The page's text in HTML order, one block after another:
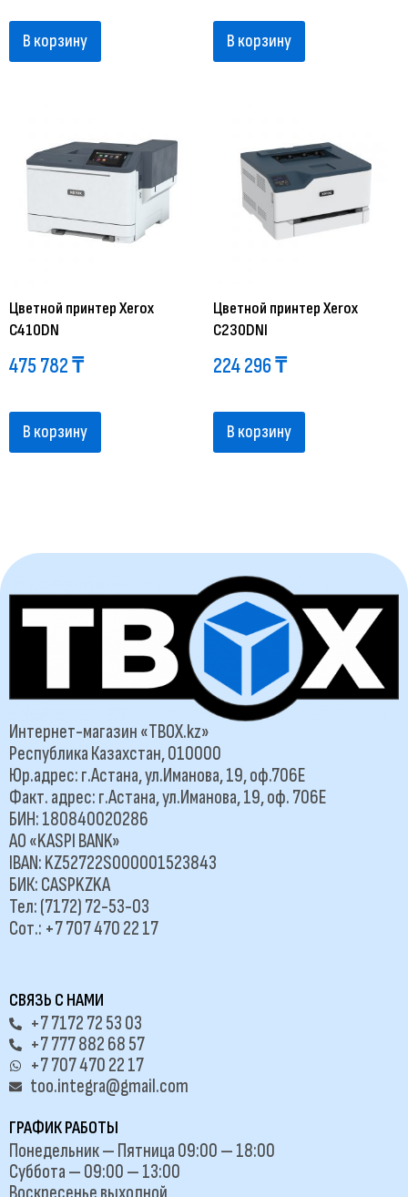
В корзину В корзину
Цветной принтер Xerox
C410DN
475 782₸
В корзину
Цветной принтер Xerox
C230DNI
224 296₸
В корзину
Интернет-магазин «TBOX.kz»
Республика Казахстан, 010000
Юр.адрес: г.Астана, ул.Иманова, 19, оф.706Е
Факт. адрес: г.Астана, ул.Иманова, 19, оф. 706Е
БИН: 180840020286
АО «KASPI BANK»
IBAN: KZ52722S000001523843
БИК: CASPKZKA
Тел: (7172) 72-53-03
Сот.: +7 707 470 22 17
СВЯЗЬ С НАМИ
+7 7172 72 53 03
+7 777 882 68 57
+7 707 470 22 17
too.integra@gmail.com
ГРАФИК РАБОТЫ
Понедельник — Пятница 09:00 — 18:00
Суббота — 09:00 — 13:00